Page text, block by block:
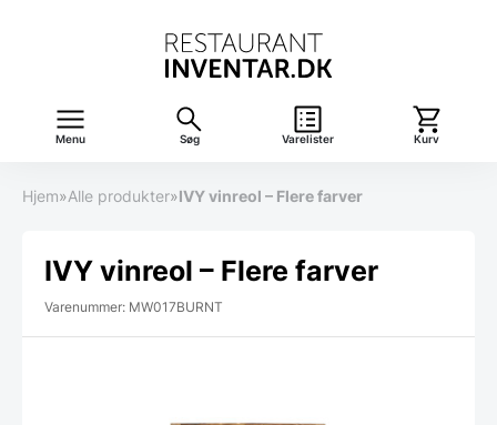
Menu Søg Varelister Kurv
Hjem»Alle produkter»IVY vinreol – Flere farver
IVY vinreol – Flere farver
Varenummer: MW017BURNT